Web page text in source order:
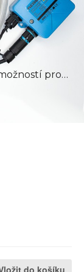
SET LED stavební osvětlení 3 m s možností prodloužení LED ...